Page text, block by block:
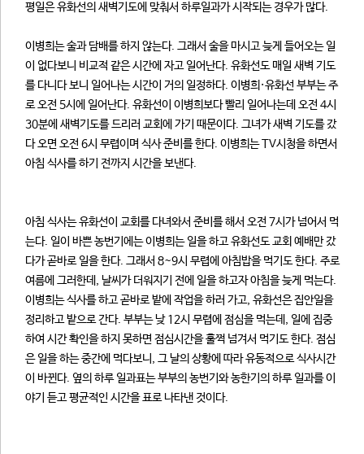
평일은 유화선의 새벽기도에 맞춰서 하루일과가 시작되는 경우가 많다.
이병희는 술과 담배를 하지 않는다. 그래서 술을 마시고 늦게 들어오는 일
이 없다보니 비교적 같은 시간에 자고 일어난다. 유화선도 매일 새벽 기도
를 다니다 보니 일어나는 시간이 거의 일정하다. 이병희·유화선 부부는 주
로 오전 5시에 일어난다. 유화선이 이병희보다 빨리 일어나는데 오전 4시
30분에 새벽기도를 드리러 교회에 가기 때문이다. 그녀가 새벽 기도를 갔
다 오면 오전 6시 무렵이며 식사 준비를 한다. 이병희는 TV시청을 하면서
아침 식사를 하기 전까지 시간을 보낸다.
아침 식사는 유화선이 교회를 다녀와서 준비를 해서 오전 7시가 넘어서 먹
는다. 일이 바쁜 농번기에는 이병희는 일을 하고 유화선도 교회 예배만 갔
다가 곧바로 일을 한다. 그래서 8~9시 무렵에 아침밥을 먹기도 한다. 주로
여름에 그러한데, 날씨가 더워지기 전에 일을 하고자 아침을 늦게 먹는다.
이병희는 식사를 하고 곧바로 밭에 작업을 하러 가고, 유화선은 집안일을
정리하고 밭으로 간다. 부부는 낮 12시 무렵에 점심을 먹는데, 일에 집중
하여 시간 확인을 하지 못하면 점심시간을 훌쩍 넘겨서 먹기도 한다. 점심
은 일을 하는 중간에 먹다보니, 그 날의 상황에 따라 유동적으로 식사시간
이 바뀐다. 옆의 하루 일과표는 부부의 농번기와 농한기의 하루 일과를 이
야기 듣고 평균적인 시간을 표로 나타낸 것이다.